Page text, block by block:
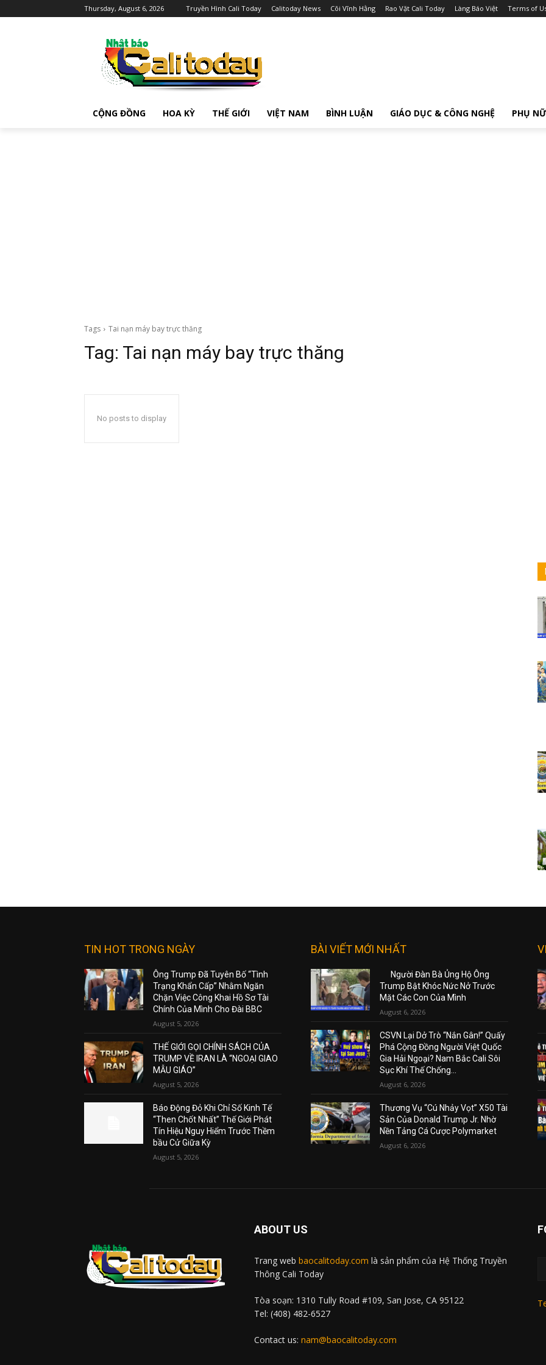
Thursday, August 6, 2026 Truyền Hình Cali Today Calitoday News Cõi Vĩnh Hằng Rao Vặt Cali Today Làng Báo Việt Terms of
CỘNG ĐỒNG HOA KỲ THẾ GIỚI VIỆT NAM BÌNH LUẬN GIÁO DỤC & CÔNG NGHỆ PHỤ NỮ
Tags Tai nạn máy bay trực thăng
Tag: Tai nạn máy bay trực thăng
No posts to display
TIN HOT TRONG NGÀY
Ông Trump Đã Tuyên Bố “Tình
Trạng Khẩn Cấp” Nhằm Ngăn
Chặn Việc Công Khai Hồ Sơ Tài
Chính Của Mình Cho Đài BBC
August 5, 2026
THẾ GIỚI GỌI CHÍNH SÁCH CỦA
TRUMP VỀ IRAN LÀ “NGOẠI GIAO
MẪU GIÁO”
August 5, 2026
Báo Động Đỏ Khi Chỉ Số Kinh Tế
“Then Chốt Nhất” Thế Giới Phát
Tín Hiệu Nguy Hiểm Trước Thềm
bầu Cử Giữa Kỳ
August 5, 2026
BÀI VIẾT MỚI NHẤT
Người Đàn Bà Ủng Hộ Ông
Trump Bật Khóc Nức Nở Trước
Mặt Các Con Của Mình
August 6, 2026
CSVN Lại Dở Trò “Nắn Gân!” Quấy
Phá Cộng Đồng Người Việt Quốc
Gia Hải Ngoại? Nam Bắc Cali Sôi
Sục Khí Thế Chống...
August 6, 2026
Thương Vụ “Cú Nhảy Vọt” X50 Tài
Sản Của Donald Trump Jr. Nhờ
Nền Tảng Cá Cược Polymarket
August 6, 2026
ABOUT US
Trang web baocalitoday.com là sản phẩm của Hệ Thống Truyền
Thông Cali Today
Tòa soạn: 1310 Tully Road #109, San Jose, CA 95122
Tel: (408) 482-6527
Contact us: nam@baocalitoday.com